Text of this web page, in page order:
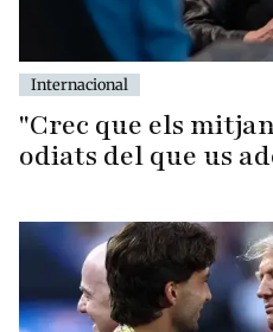
Internacional
"Crec que els
odiats del que us